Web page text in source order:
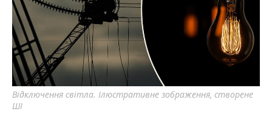
важную информацию о событиях
города Запорожья и области.
Відключення світла. Ілюстративне зображення, створене
ШІ